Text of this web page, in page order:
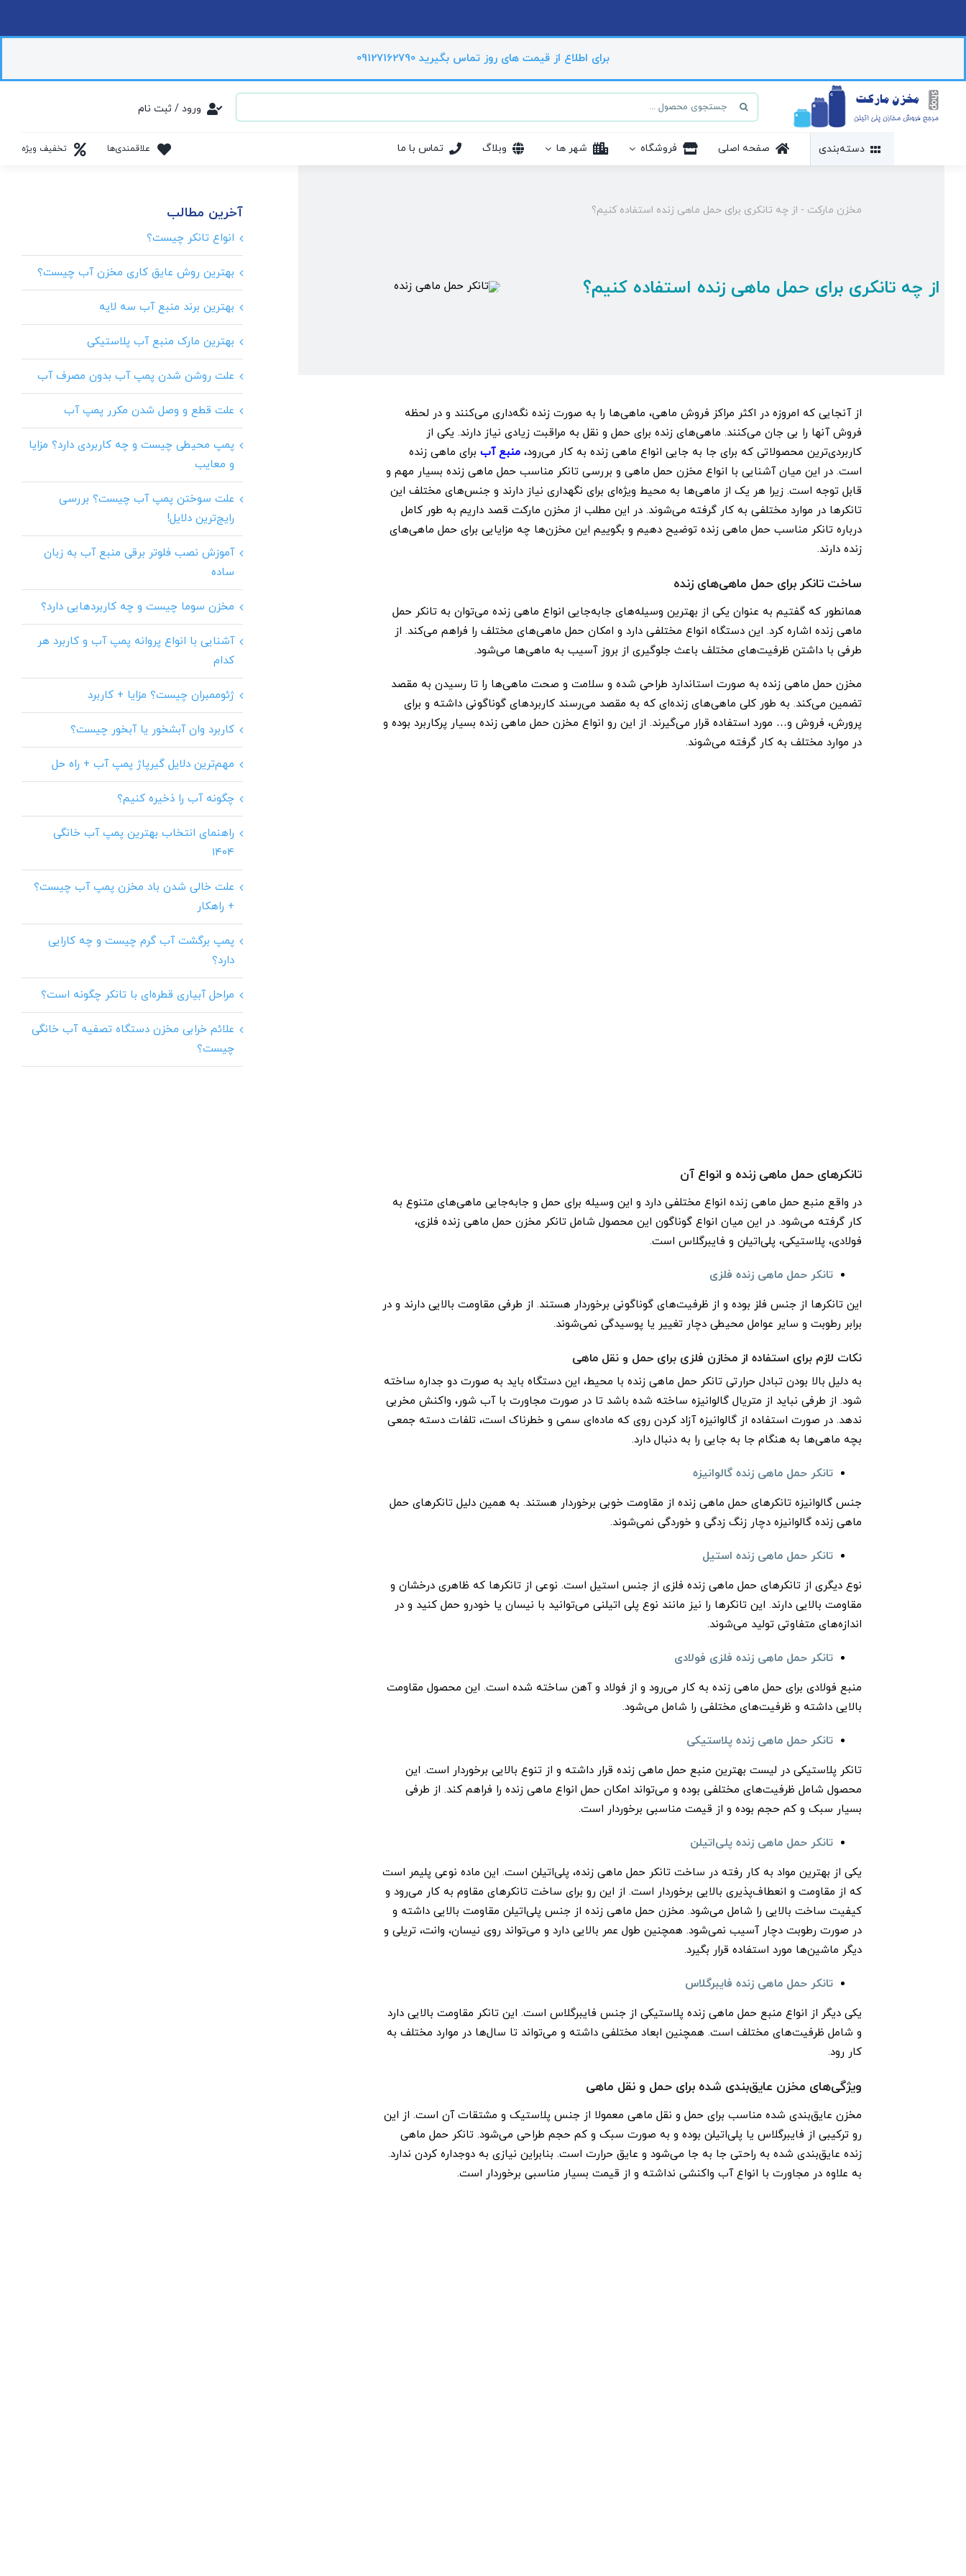
برای اطلاع از قیمت های روز تماس بگیرید 09127162790
جستجو
برای:
ورود / ثبت نام
دسته‌بندی صفحه اصلی فروشگاه شهر ها وبلاگ تماس با ما علاقمندی‌ها تخفیف ویژه
مخزن مارکت - از چه تانکری برای حمل ماهی زنده استفاده کنیم؟
از چه تانکری برای حمل ماهی زنده استفاده کنیم؟
از آنجایی که امروزه در اکثر مراکز فروش ماهی، ماهی‌ها را به صورت زنده نگه‌داری می‌کنند و در لحظه
فروش آنها را بی جان می‌کنند. ماهی‌های زنده برای حمل و نقل به مراقبت زیادی نیاز دارند. یکی از
کاربردی‌ترین محصولاتی که برای جا به جایی انواع ماهی زنده به کار می‌رود، منبع آببرای ماهی زنده
است. در این میان آشنایی با انواع مخزن حمل ماهی و بررسی تانکر مناسب حمل ماهی زنده بسیار مهم و
قابل توجه است. زیرا هر یک از ماهی‌ها به محیط ویژه‌ای برای نگهداری نیاز دارند و جنس‌های مختلف این
تانکرها در موارد مختلفی به کار گرفته می‌شوند. در این مطلب از مخزن مارکت قصد داریم به طور کامل
درباره تانکر مناسب حمل ماهی زنده توضیح دهیم و بگوییم این مخزن‌ها چه مزایایی برای حمل ماهی‌های
زنده دارند.
ساخت تانکر برای حمل ماهی‌های زنده
همانطور که گفتیم به عنوان یکی از بهترین وسیله‌های جا‌به‌جایی انواع ماهی زنده می‌توان به تانکر حمل
ماهی زنده اشاره کرد. این دستگاه انواع مختلفی دارد و امکان حمل ماهی‌های مختلف را فراهم می‌کند. از
طرفی با داشتن ظرفیت‌های مختلف باعث جلوگیری از بروز آسیب به ماهی‌ها می‌شود.
مخزن حمل ماهی زنده به صورت استاندارد طراحی شده و سلامت و صحت ماهی‌ها را تا رسیدن به مقصد
تضمین می‌کند. به طور کلی ماهی‌های زنده‌ای که به مقصد می‌رسند کاربرد‌های گوناگونی داشته و برای
پرورش، فروش و… مورد استفاده قرار می‌گیرند. از این رو انواع مخزن حمل ماهی زنده بسیار پرکاربرد بوده و
در موارد مختلف به کار گرفته می‌شوند.
تانکر‌های حمل ماهی زنده و انواع آن
در واقع منبع حمل ماهی زنده انواع مختلفی دارد و این وسیله برای حمل و جابه‌جایی ماهی‌های متنوع به
کار گرفته می‌شود. در این میان انواع گوناگون این محصول شامل تانکر مخزن حمل ماهی زنده فلزی،
فولادی، پلاستیکی، پلی‌اتیلن و فایبرگلاس است.
تانکر حمل ماهی زنده فلزی
این تانکر‌ها از جنس فلز بوده و از ظرفیت‌های گوناگونی برخوردار هستند. از طرفی مقاومت بالایی دارند و در
برابر رطوبت و سایر عوامل محیطی دچار تغییر یا پوسیدگی نمی‌شوند.
نکات لازم برای استفاده از مخازن فلزی برای حمل و نقل ماهی
به دلیل بالا بودن تبادل حرارتی تانکر حمل ماهی زنده با محیط، این دستگاه باید به صورت دو جداره ساخته
شود. از طرفی نباید از متریال گالوانیزه ساخته شده باشد تا در صورت مجاورت با آب شور، واکنش مخربی
ندهد. در صورت استفاده از گالوانیزه آزاد کردن روی که ماده‌ای سمی و خطرناک است، تلفات دسته جمعی
بچه ماهی‌ها به هنگام جا به جایی را به دنبال دارد.
تانکر حمل ماهی زنده گالوانیزه
جنس گالوانیزه تانکرهای حمل ماهی زنده از مقاومت خوبی برخوردار هستند. به همین دلیل تانکرهای حمل
ماهی زنده گالوانیزه دچار زنگ زدگی و خوردگی نمی‌شوند.
تانکر حمل ماهی زنده استیل
نوع دیگری از تانکرهای حمل ماهی زنده فلزی از جنس استیل است. نوعی از تانکرها که ظاهری درخشان و
مقاومت بالایی دارند. این تانکرها را نیز مانند نوع پلی اتیلنی می‌توانید با نیسان یا خودرو حمل کنید و در
اندازه‌های متفاوتی تولید می‌شوند.
تانکر حمل ماهی زنده فلزی فولادی
منبع فولادی برای حمل ماهی زنده به کار می‌رود و از فولاد و آهن ساخته شده است. این محصول مقاومت
بالایی داشته و ظرفیت‌های مختلفی را شامل می‌شود.
تانکر حمل ماهی زنده پلاستیکی
تانکر پلاستیکی در لیست بهترین منبع حمل ماهی زنده قرار داشته و از تنوع بالایی برخوردار است. این
محصول شامل ظرفیت‌های مختلفی بوده و می‌تواند امکان حمل انواع ماهی زنده را فراهم کند. از طرفی
بسیار سبک و کم حجم بوده و از قیمت مناسبی برخوردار است.
تانکر حمل ماهی زنده پلی‌اتیلن
یکی از بهترین مواد به کار رفته در ساخت تانکر حمل ماهی زنده، پلی‌اتیلن است. این ماده نوعی پلیمر است
که از مقاومت و انعطاف‌پذیری بالایی برخوردار است. از این رو برای ساخت تانکر‌های مقاوم به کار می‌رود و
کیفیت ساخت بالایی را شامل می‌شود. مخزن حمل ماهی زنده از جنس پلی‌اتیلن مقاومت بالایی داشته و
در صورت رطوبت دچار آسیب نمی‌شود. همچنین طول عمر بالایی دارد و می‌تواند روی نیسان، وانت، تریلی و
دیگر ماشین‌ها مورد استفاده قرار بگیرد.
تانکر حمل ماهی زنده فایبرگلاس
یکی دیگر از انواع منبع حمل ماهی زنده پلاستیکی از جنس فایبرگلاس است. این تانکر مقاومت بالایی دارد
و شامل ظرفیت‌های مختلف است. همچنین ابعاد مختلفی داشته و می‌تواند تا سال‌ها در موارد مختلف به
کار رود.
ویژگی‌های مخزن عایق‌بندی شده برای حمل و نقل ماهی
مخزن عایق‌بندی شده مناسب برای حمل و نقل ماهی معمولا از جنس پلاستیک و مشتقات آن است. از این
رو ترکیبی از فایبرگلاس یا پلی‌اتیلن بوده و به صورت سبک و کم حجم طراحی می‌شود. تانکر حمل ماهی
زنده عایق‌بندی شده به راحتی جا به جا می‌شود و عایق حرارت است. بنابراین نیازی به دوجداره کردن ندارد.
به علاوه در مجاورت با انواع آب واکنشی نداشته و از قیمت بسیار مناسبی برخوردار است.
آخرین مطالب
انواع تانکر چیست؟
بهترین روش عایق کاری مخزن آب چیست؟
بهترین برند منبع آب سه لایه
بهترین مارک منبع آب پلاستیکی
علت روشن شدن پمپ آب بدون مصرف آب
علت قطع و وصل شدن مکرر پمپ آب
پمپ محیطی چیست و چه کاربردی دارد؟ مزایا
و معایب
علت سوختن پمپ آب چیست؟ بررسی
رایج‌ترین دلایل!
آموزش نصب فلوتر برقی منبع آب به زبان
ساده
مخزن سوما چیست و چه کاربردهایی دارد؟
آشنایی با انواع پروانه پمپ آب و کاربرد هر
کدام
ژئوممبران چیست؟ مزایا + کاربرد
کاربرد وان آبشخور یا آبخور چیست؟
مهم‌ترین دلایل گیرپاژ پمپ آب + راه حل
چگونه آب را ذخیره کنیم؟
راهنمای انتخاب بهترین پمپ آب خانگی
۱۴۰۴
علت خالی شدن باد مخزن پمپ آب چیست؟
+ راهکار
پمپ برگشت آب گرم چیست و چه کارایی
دارد؟
مراحل آبیاری قطره‌ای با تانکر چگونه است؟
علائم خرابی مخزن دستگاه تصفیه آب خانگی
چیست؟